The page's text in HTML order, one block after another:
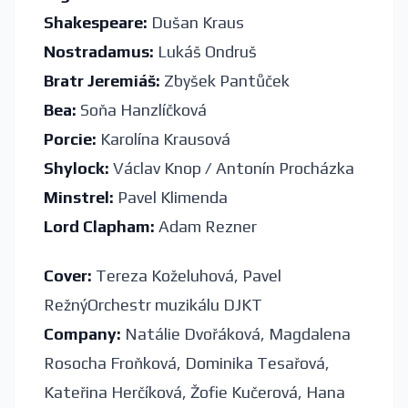
Shakespeare: Dušan Kraus
Nostradamus: Lukáš Ondruš
Bratr Jeremiáš: Zbyšek Pantůček
Bea: Soňa Hanzlíčková
Porcie: Karolína Krausová
Shylock: Václav Knop / Antonín Procházka
Minstrel: Pavel Klimenda
Lord Clapham: Adam Rezner
Cover: Tereza Koželuhová, Pavel
RežnýOrchestr muzikálu DJKT
Company: Natálie Dvořáková, Magdalena
Rosocha Froňková, Dominika Tesařová,
Kateřina Herčíková, Žofie Kučerová, Hana